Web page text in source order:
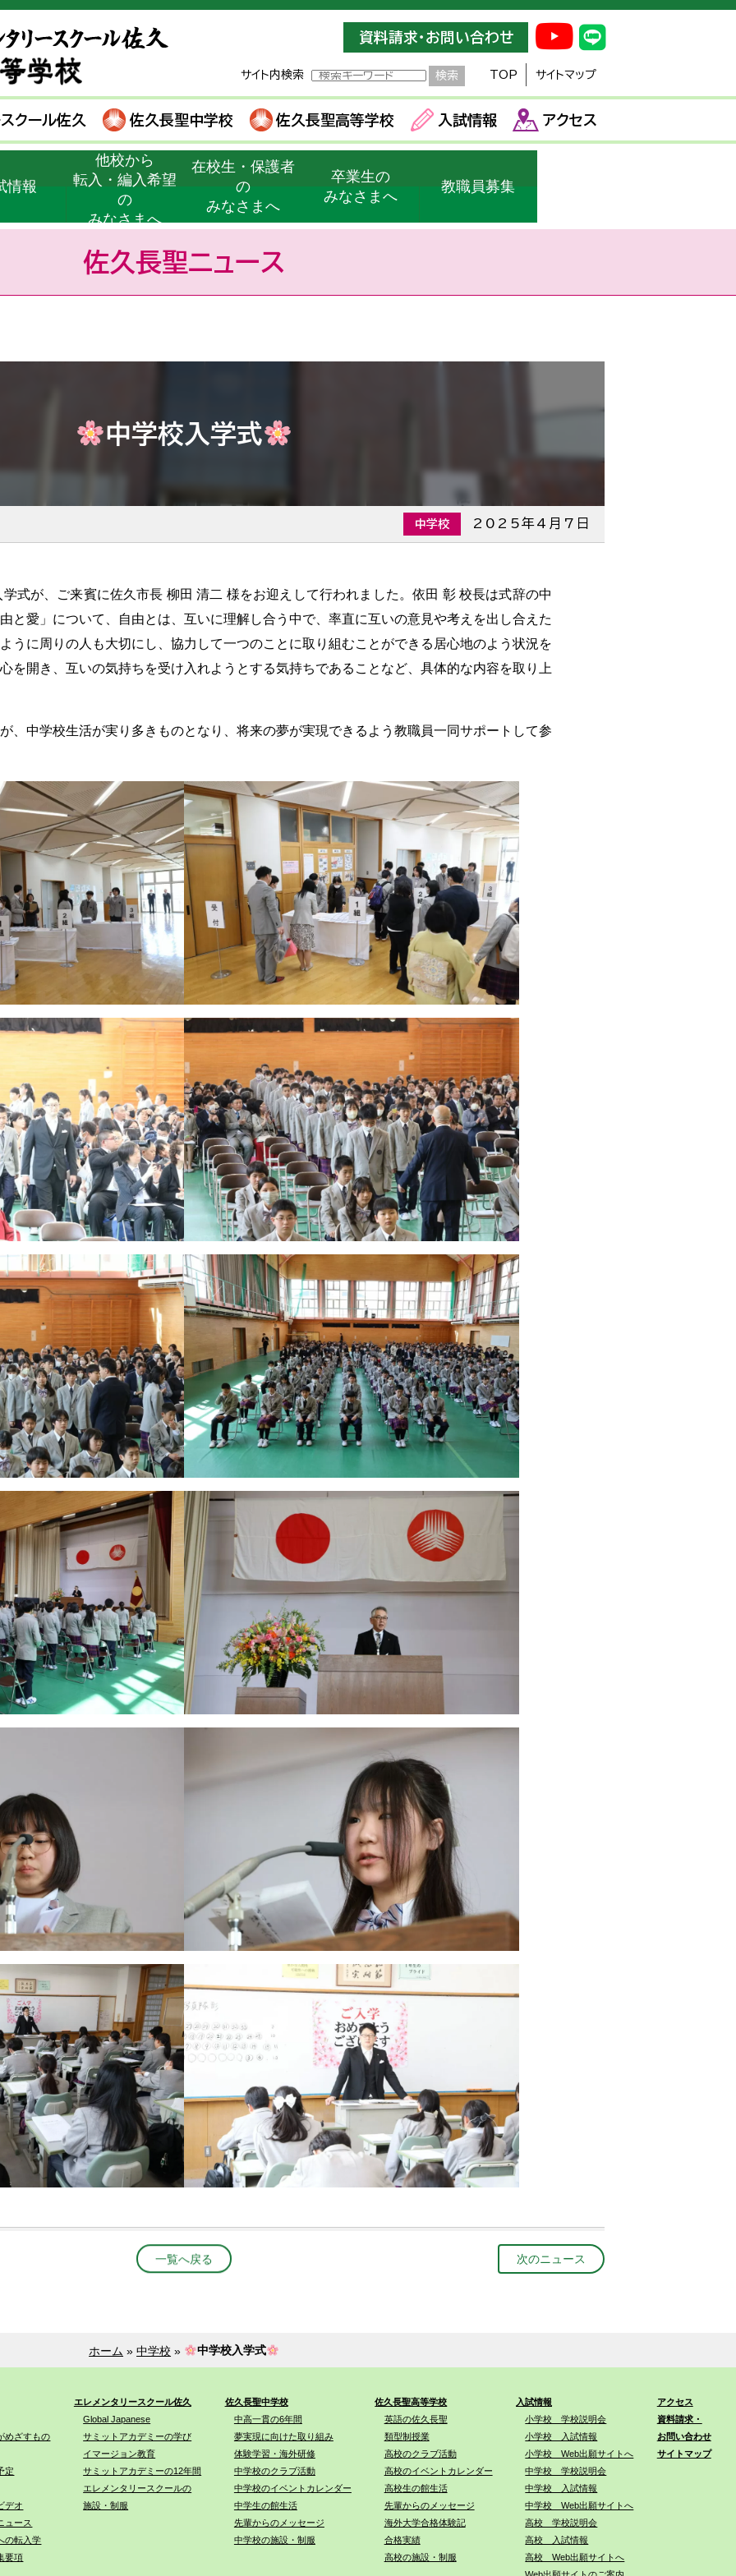
資料請求・お問い合わせ
サイト内検索 TOP サイトマップ
クール佐久 佐久長聖中学校 佐久長聖高等学校 入試情報 アクセス
情報
他校から
転入・編入希望
の
みなさまへ
在校生・保護者
の
みなさまへ
卒業生の
みなさまへ
教職員募集
佐久長聖ニュース
中学校入学式
中学校 2025年4月7日
が、ご来賓に佐久市長 柳田 清二 様をお迎えして行われました。依田 彰 校長は式辞の中
と愛」について、自由とは、互いに理解し合う中で、率直に互いの意見や考えを出し合えた
うに周りの人も大切にし、協力して一つのことに取り組むことができる居心地のよう状況を
を開き、互いの気持ちを受け入れようとする気持ちであることなど、具体的な内容を取り上
中学校生活が実り多きものとなり、将来の夢が実現できるよう教職員一同サポートして参
一覧へ戻る 次のニュース
ホーム »中学校 » 中学校入学式
めざすもの
定
デオ
ュース
の転入学
要項
エレメンタリースクール佐久
Global Japanese
サミットアカデミーの学び
イマージョン教育
サミットアカデミーの12年間
エレメンタリースクールの
施設・制服
佐久長聖中学校
中高一貫の6年間
夢実現に向けた取り組み
体験学習・海外研修
中学校のクラブ活動
中学校のイベントカレンダー
中学生の館生活
先輩からのメッセージ
中学校の施設・制服
佐久長聖高等学校
英語の佐久長聖
類型制授業
高校のクラブ活動
高校のイベントカレンダー
高校生の館生活
先輩からのメッセージ
海外大学合格体験記
合格実績
高校の施設・制服
入試情報
小学校 学校説明会
小学校 入試情報
小学校 Web出願サイトへ
中学校 学校説明会
中学校 入試情報
中学校 Web出願サイトへ
高校 学校説明会
高校 入試情報
高校 Web出願サイトへ
アクセス
資料請求・
お問い合わせ
サイトマップ